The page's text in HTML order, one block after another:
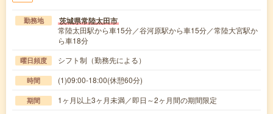
勤務地 茨城県常陸太田市
常陸太田駅から車15分／谷河原駅から車15分／常陸大宮駅か
ら車18分
曜日頻度 シフト制（勤務先による）
時間 (1)09:00-18:00(休憩60分)
期間 1ヶ月以上3ヶ月未満／即日～2ヶ月間の期間限定